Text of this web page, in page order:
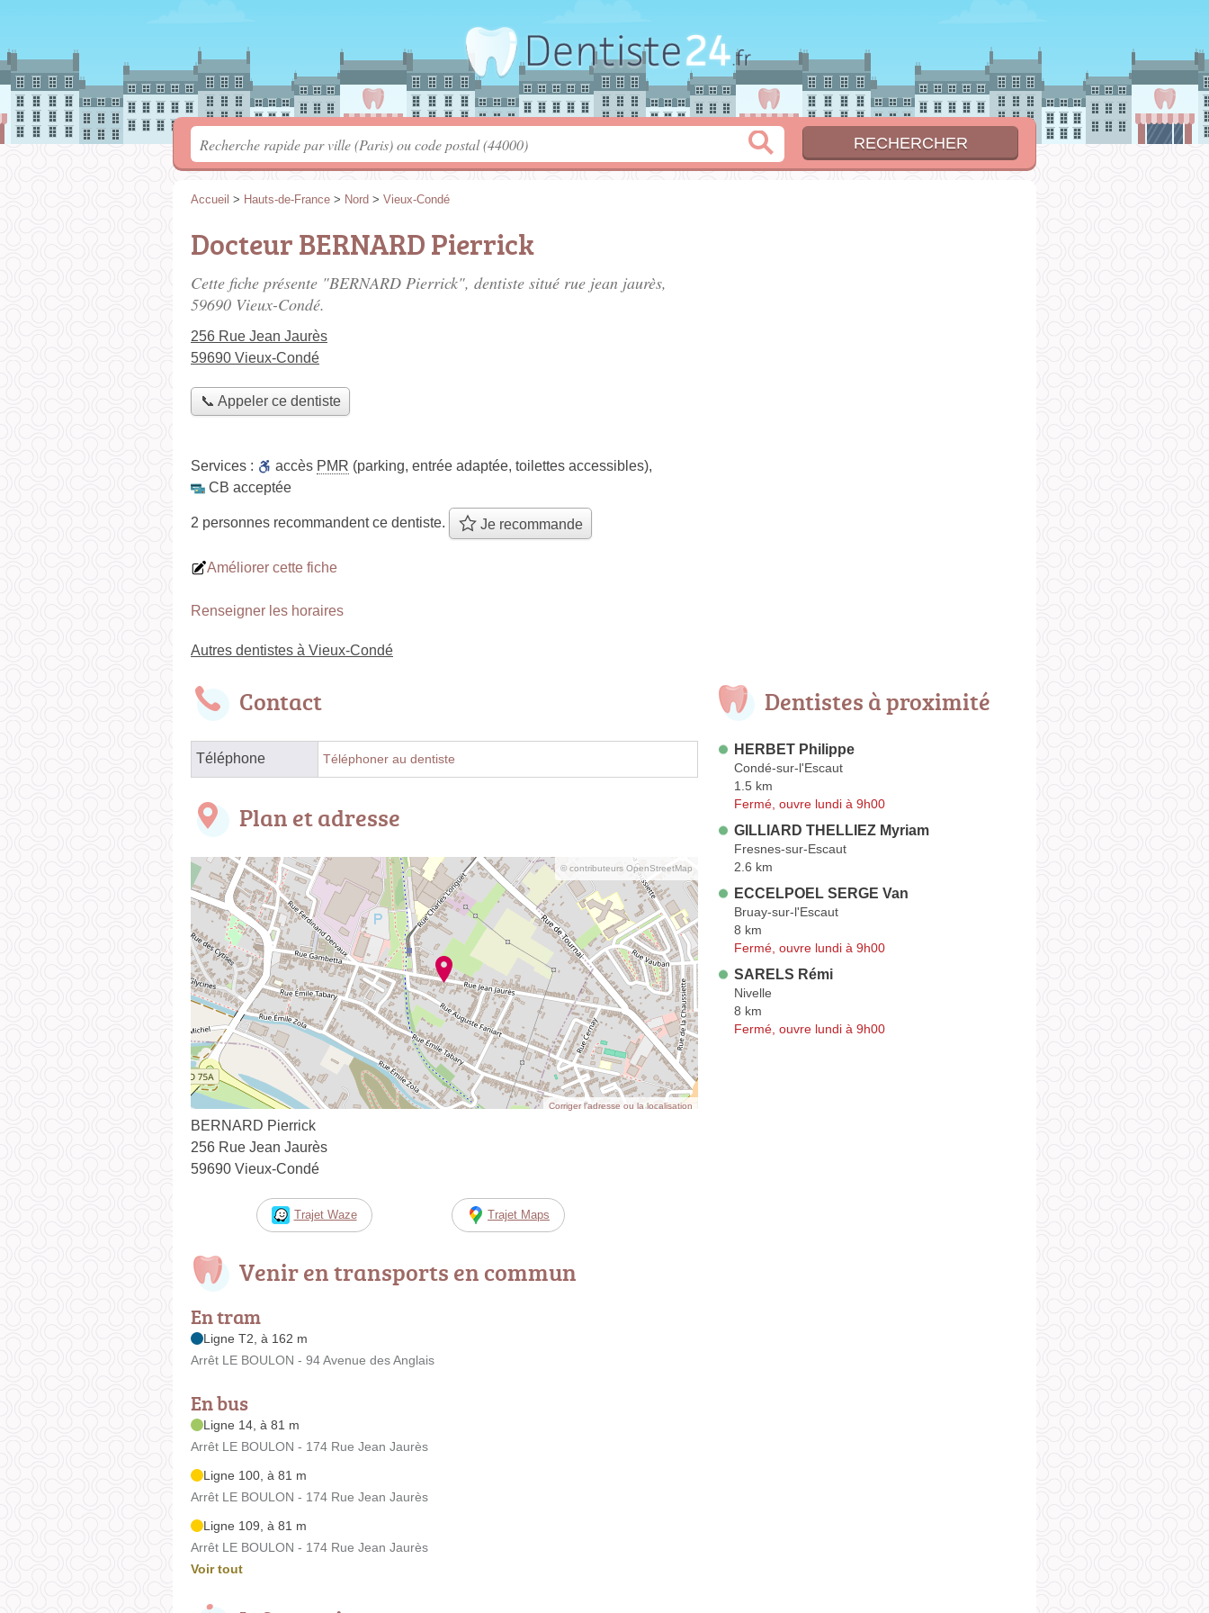
Accueil > Hauts-de-France > Nord > Vieux-Condé
Docteur BERNARD Pierrick
Cette fiche présente "BERNARD Pierrick", dentiste situé rue jean jaurès,
59690 Vieux-Condé.
256 Rue Jean Jaurès
59690 Vieux-Condé
📞 Appeler ce dentiste
Services : accès PMR (parking, entrée adaptée, toilettes accessibles),
CB acceptée
2 personnes recommandentce dentiste. Je recommande
Améliorer cette fiche
Renseigner les horaires
Autres dentistes à Vieux-Condé
Contact
Téléphone Téléphoner au dentiste
Plan et adresse
© contributeurs OpenStreetMap
Corriger l’adresse ou la localisation
BERNARD Pierrick
256 Rue Jean Jaurès
59690 Vieux-Condé
Trajet Waze Trajet Maps
Venir en transports en commun
En tram
Ligne T2, à 162 m
Arrêt LE BOULON - 94 Avenue des Anglais
En bus
Ligne 14, à 81 m
Arrêt LE BOULON - 174 Rue Jean Jaurès
Ligne 100, à 81 m
Arrêt LE BOULON - 174 Rue Jean Jaurès
Ligne 109, à 81 m
Arrêt LE BOULON - 174 Rue Jean Jaurès
Voir tout
Dentistes à proximité
HERBET Philippe
Condé-sur-l'Escaut
1.5 km
Fermé, ouvre lundi à 9h00
GILLIARD THELLIEZ Myriam
Fresnes-sur-Escaut
2.6 km
ECCELPOEL SERGE Van
Bruay-sur-l'Escaut
8 km
Fermé, ouvre lundi à 9h00
SARELS Rémi
Nivelle
8 km
Fermé, ouvre lundi à 9h00